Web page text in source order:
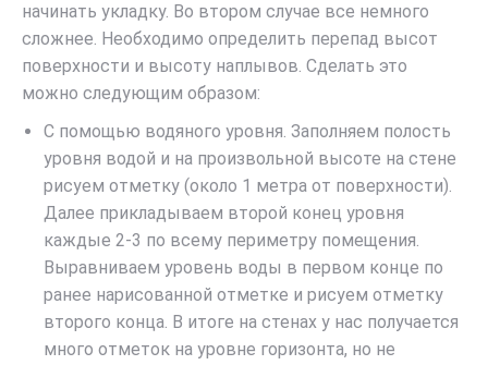
начинать укладку. Во втором случае все немного
сложнее. Необходимо определить перепад высот
поверхности и высоту наплывов. Сделать это
можно следующим образом:
С помощью водяного уровня. Заполняем полость
уровня водой и на произвольной высоте на стене
рисуем отметку (около 1 метра от поверхности).
Далее прикладываем второй конец уровня
каждые 2-3 по всему периметру помещения.
Выравниваем уровень воды в первом конце по
ранее нарисованной отметке и рисуем отметку
второго конца. В итоге на стенах у нас получается
много отметок на уровне горизонта, но не